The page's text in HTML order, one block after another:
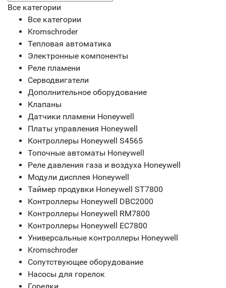
Все категории
Все категории
Kromschroder
Тепловая автоматика
Электронные компоненты
Реле пламени
Серводвигатели
Дополнительное оборудование
Клапаны
Датчики пламени Honeywell
Платы управления Honeywell
Контроллеры Honeywell S4565
Топочные автоматы Honeywell
Реле давления газа и воздуха Honeywell
Модули дисплея Honeywell
Таймер продувки Honeywell ST7800
Контроллеры Honeywell DBC2000
Контроллеры Honeywell RM7800
Контроллеры Honeywell EC7800
Универсальные контроллеры Honeywell
Kromschroder
Сопутствующее оборудование
Насосы для горелок